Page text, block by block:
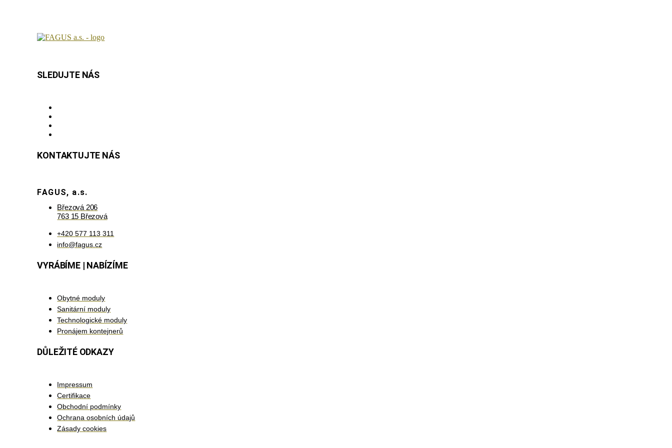
SLEDUJTE NÁS
KONTAKTUJTE NÁS
FAGUS, a.s.
Březová 206
763 15 Březová
+420 577 113 311
info@fagus.cz
VYRÁBÍME | NABÍZÍME
Obytné moduly
Sanitární moduly
Technologické moduly
Pronájem kontejnerů
DŮLEŽITÉ ODKAZY
Impressum
Certifikace
Obchodní podmínky
Ochrana osobních údajů
Zásady cookies